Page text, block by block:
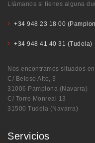
Llámanos si tienes alguna
+34 948 23 18 00
+34 948 41 40 31 (Tudela)
Nos encontramos situados en
C/ Beloso Alto, 3
31006 Pamplona (Navarra)
C/ Torre Monreal 13
31500 Tudela (Navarra)
Servicios